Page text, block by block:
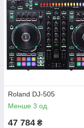
Roland DJ-505
Менше 3 од.
47 784 ₴